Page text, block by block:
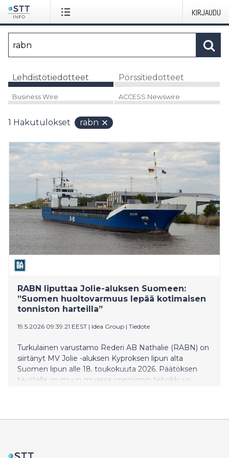
KIRJAUDU
Lehdistötiedotteet Pörssitiedotteet
Business Wire ACCESS Newswire
1 Hakutulokset rabn
RABN liputtaa Jolie-aluksen Suomeen:
”Suomen huoltovarmuus lepää kotimaisen
tonniston harteilla”
19.5.2026 09:39:21 EEST | Idea Group | Tiedote
Turkulainen varustamo Rederi AB Nathalie (RABN) on
siirtänyt MV Jolie -aluksen Kyproksen lipun alta
Suomen lipun alle 18. toukokuuta 2026. Päätöksen
taustalla on muun muassa operoinnin tehokkuus,